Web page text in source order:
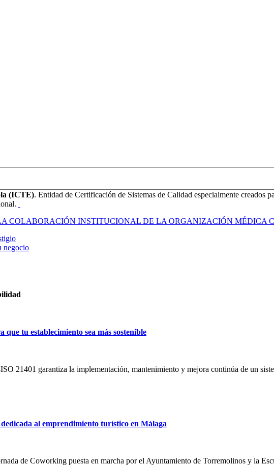
(ICTE). Entidad de Certificación de Sistemas de Calidad especialmente creados
COLABORACIÓN INSTITUCIONAL DE LA ORGANIZACIÓN MÉDICA
negocio
tu establecimiento sea más sostenible
21401 garantiza la implementación, mantenimiento y mejora continúa de un
al emprendimiento turístico en Málaga
de Coworking puesta en marcha por el Ayuntamiento de Torremolinos y la